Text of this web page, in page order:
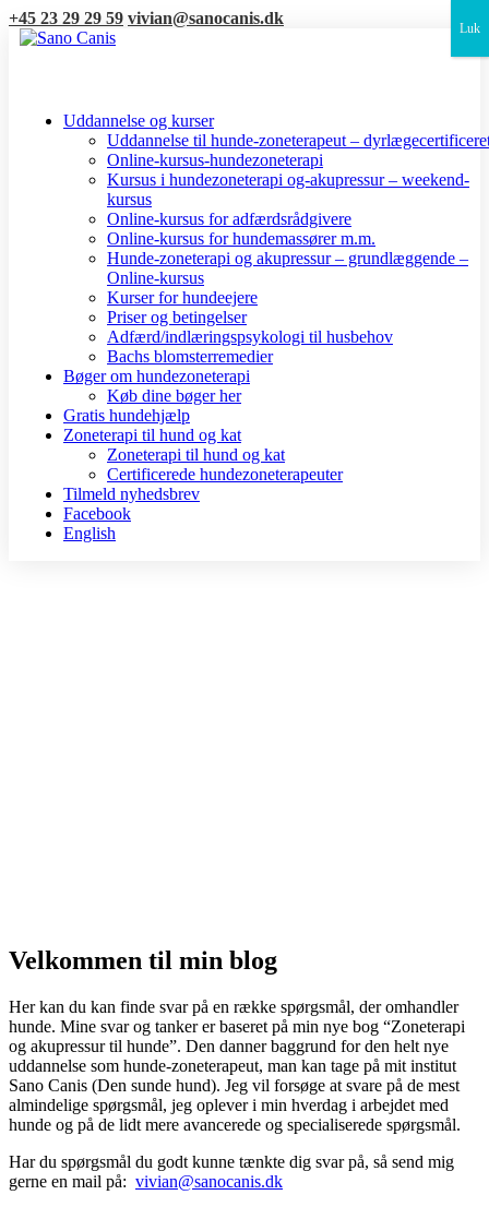
+45 23 29 29 59 vivian@sanocanis.dk
Uddannelse og kurser
Uddannelse til hunde-zoneterapeut –
Online-kursus-hundezoneterapi
Kursus i hundezoneterapi og-akupressur – weekend-
kursus
Online-kursus for adfærdsrådgivere
Online-kursus for hundemassører m.m.
Hunde-zoneterapi og akupressur – grundlæggende –
Online-kursus
Kurser for hundeejere
Priser og betingelser
Adfærd/indlæringspsykologi til husbehov
Bachs blomsterremedier
Bøger om hundezoneterapi
Køb dine bøger her
Gratis hundehjælp
Zoneterapi til hund og kat
Zoneterapi til hund og kat
Certificerede hundezoneterapeuter
Tilmeld nyhedsbrev
Facebook
English
Velkommen til min blog
Her kan du kan finde svar på en række spørgsmål, der omhandler
hunde. Mine svar og tanker er baseret på min nye bog “Zoneterapi
og akupressur til hunde”. Den danner baggrund for den helt nye
uddannelse som hunde-zoneterapeut, man kan tage på mit institut
Sano Canis (Den sunde hund). Jeg vil forsøge at svare på de mest
almindelige spørgsmål, jeg oplever i min hverdag i arbejdet med
hunde og på de lidt mere avancerede og specialiserede spørgsmål.
Har du spørgsmål du godt kunne tænkte dig svar på, så send mig
gerne en mail på: vivian@sanocanis.dk
Luk